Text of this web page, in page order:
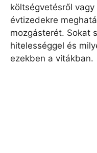
költségvetésről
évtizedekre
mozgásterét. Sokat
hitelességgel és
ezekben a vitákban.